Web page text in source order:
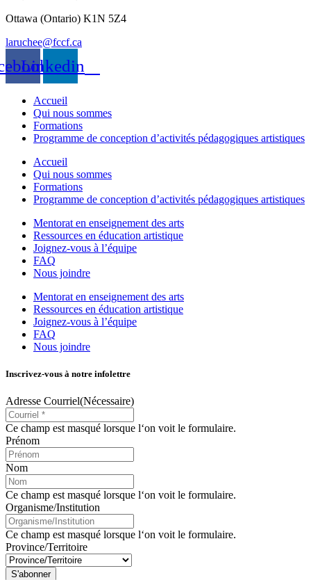
Ottawa (Ontario) K1N 5Z4
laruchee@fccf.ca
Linkedin
Accueil
Qui nous sommes
Formations
Programme de conception d’activités pédagogiques artistiques
Accueil
Qui nous sommes
Formations
Programme de conception d’activités pédagogiques artistiques
Mentorat en enseignement des arts
Ressources en éducation artistique
Joignez-vous à l’équipe
FAQ
Nous joindre
Mentorat en enseignement des arts
Ressources en éducation artistique
Joignez-vous à l’équipe
FAQ
Nous joindre
Inscrivez-vous à notre infolettre
Adresse Courriel(Nécessaire)
Ce champ est masqué lorsque l‘on voit le formulaire.
Prénom
Nom
Ce champ est masqué lorsque l‘on voit le formulaire.
Organisme/Institution
Ce champ est masqué lorsque l‘on voit le formulaire.
Province/Territoire
S'abonner